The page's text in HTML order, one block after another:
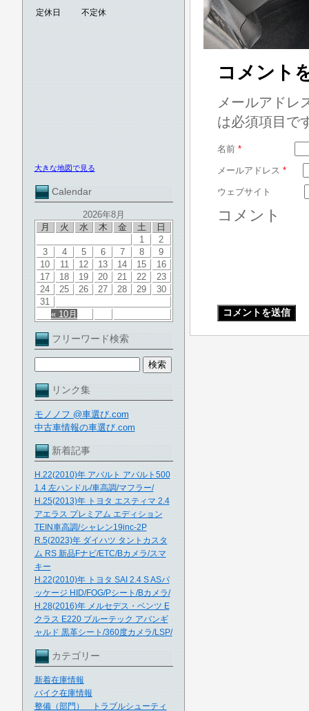
定休日
不定休
大きな地図で見る
Calendar
2026年8月
月
火 水 木 金 土 日
« 10月
1
2
3
4 5 6 7 8
9
10
11 12 13 14 15
16
17
18 19 20 21 22
23
24
25 26 27 28 29
30
31
フリーワード検索
リンク集
モノノフ @車選び.com
中古車情報の車選び.com
新着記事
H.22(2010)年 アバルト アバルト500
1.4 左ハンドル/車高調/マフラー/
H.25(2013)年 トヨタ エスティマ 2.4
アエラス プレミアム エディション
TEIN車高調/シャレン19inc-2P
R.5(2023)年 ダイハツ タントカスタ
ム RS 新品Fナビ/ETC/Bカメラ/スマ
キー
H.22(2010)年 トヨタ SAI 2.4 S ASパ
ッケージ HID/FOG/Pシート/Bカメラ/
H.28(2016)年 メルセデス・ベンツ E
クラス E220 ブルーテック アバンギ
ャルド 黒革シート/360度カメラ/LSP/
カテゴリー
新着在庫情報
バイク在庫情報
整備（部門） トラブルシューティ
コメント
メールアドレ
は必須項目で
名前 *
メールアドレス *
ウェブサイト
コメント